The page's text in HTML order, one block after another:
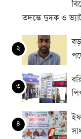
তদন্তে দুদক ও
২
৩
৪